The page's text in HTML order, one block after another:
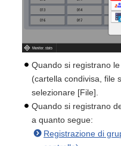
Quando si registrano
(cartella condivisa, file
selezionare [File].
Quando si registrano
a quanto segue:
Registrazione di